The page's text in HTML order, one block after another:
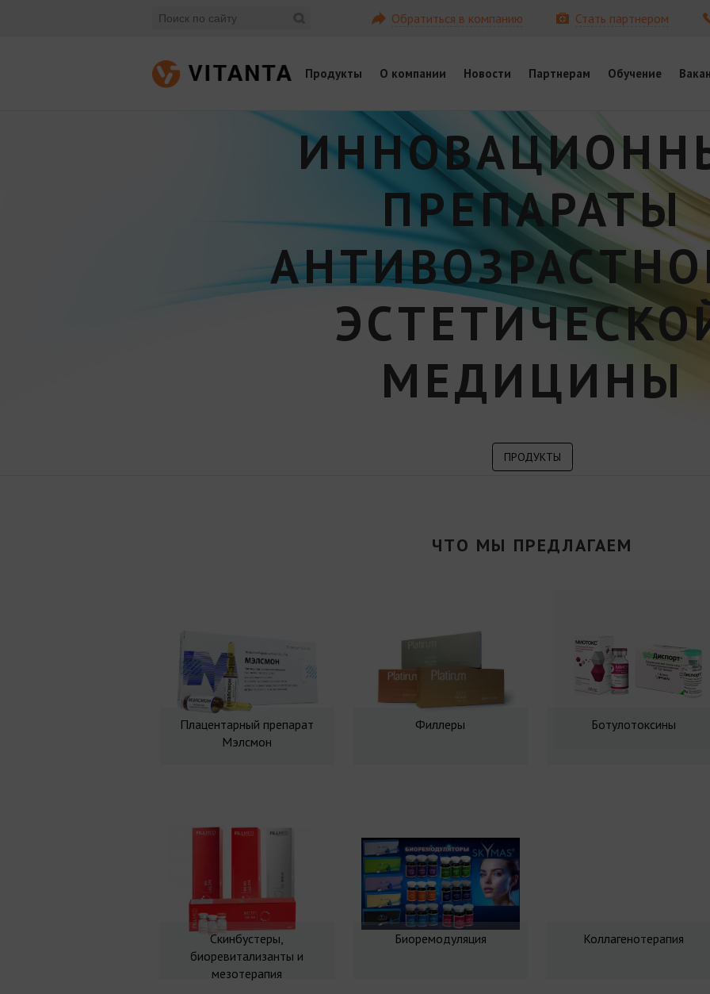
Обратиться в компанию Стать партнером
Продукты О компании Новости Партнерам Обучение
ПРЕПАРАТЫ
МЕДИЦИНЫ
ПРОДУКТЫ
ЧТО МЫ ПРЕДЛАГАЕМ
Плацентарный препарат
Мэлсмон
Филлеры Ботулотоксины
Скинбустеры,
биоревитализанты и
мезотерапия
Биоремодуляция Коллагенотерапия